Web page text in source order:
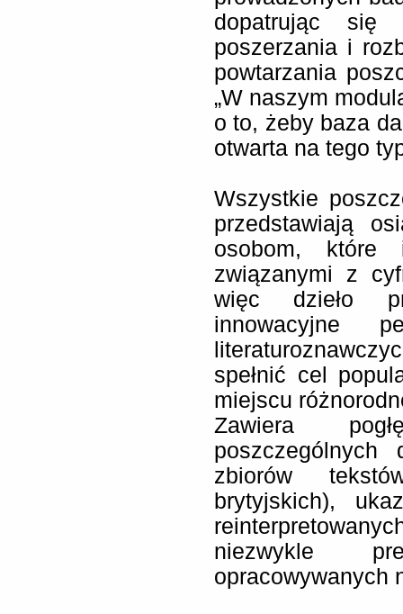
dopatrując się
poszerzania i
powtarzania
„W naszym
o to, żeby baza
otwarta na tego
Wszystkie
przedstawiają
osobom, które
związanymi z
więc dzieło
innowacyjne
spełnić cel
miejscu
Zawiera
poszczególnych
zbiorów
brytyjskich),
niezwykle
opracowywanych